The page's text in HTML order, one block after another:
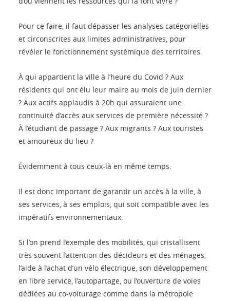
Pour ce faire, il faut dépasser les analyses catégorielles
et circonscrites aux limites administratives, pour
révéler le fonctionnement systémique des territoires.
À qui appartient la ville à l’heure du Covid ? Aux
résidents qui ont élu leur maire au mois de juin dernier
? Aux actifs applaudis à 20h qui assuraient une
continuité d’accès aux services de première nécessité ?
À l’étudiant de passage ? Aux migrants ? Aux touristes
et amoureux du lieu ?
Évidemment à tous ceux-là en même temps.
Il est donc important de garantir un accès à la ville, à
ses services, à ses emplois, qui soit compatible avec les
impératifs environnementaux.
Si l’on prend l’exemple des mobilités, qui cristallisent
très souvent l’attention des décideurs et des ménages,
l’aide à l’achat d’un vélo électrique, son développement
en libre service, l’autopartage, ou l’ouverture de voies
dédiées au co-voiturage comme dans la métropole